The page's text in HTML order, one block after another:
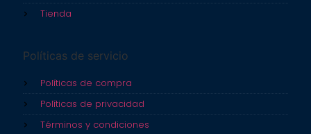
Tienda
Políticas de servicio
Políticas de compra
Políticas de privacidad
Términos y condiciones